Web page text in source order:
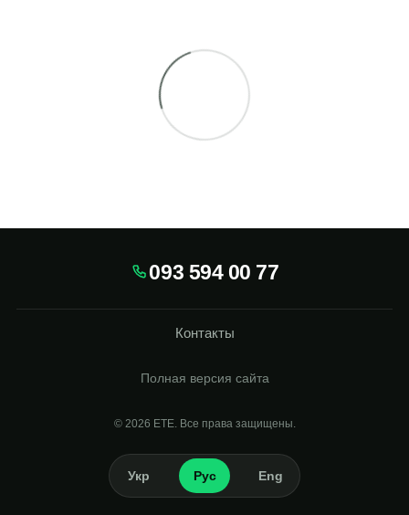
093 594 00 77
Контакты
Полная версия сайта
© 2026
Укр Рус Eng